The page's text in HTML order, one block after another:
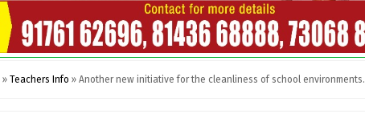
» Teachers Info » Another new initiative for the cleanliness of school environments.